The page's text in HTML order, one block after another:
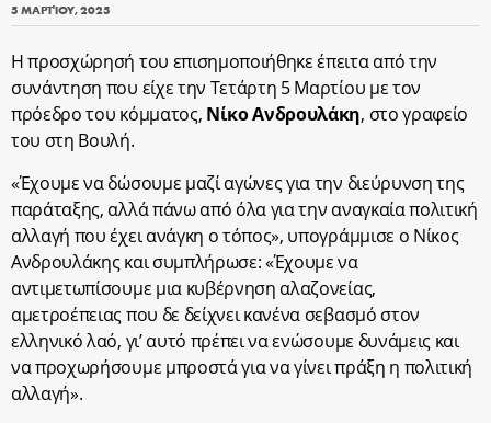
5 ΜΑΡΤΊΟΥ, 2025
Η προσχώρησή του επισημοποιήθηκε έπειτα από την
συνάντηση που είχε την Τετάρτη 5 Μαρτίου με τον
πρόεδρο του κόμματος, Νίκο Ανδρουλάκη, στο γραφείο
του στη Βουλή.
«Έχουμε να δώσουμε μαζί αγώνες για την διεύρυνση της
παράταξης, αλλά πάνω από όλα για την αναγκαία πολιτική
αλλαγή που έχει ανάγκη ο τόπος», υπογράμμισε ο Νίκος
Ανδρουλάκης και συμπλήρωσε: «Έχουμε να
αντιμετωπίσουμε μια κυβέρνηση αλαζονείας,
αμετροέπειας που δε δείχνει κανένα σεβασμό στον
ελληνικό λαό, γι’ αυτό πρέπει να ενώσουμε δυνάμεις και
να προχωρήσουμε μπροστά για να γίνει πράξη η πολιτική
αλλαγή».